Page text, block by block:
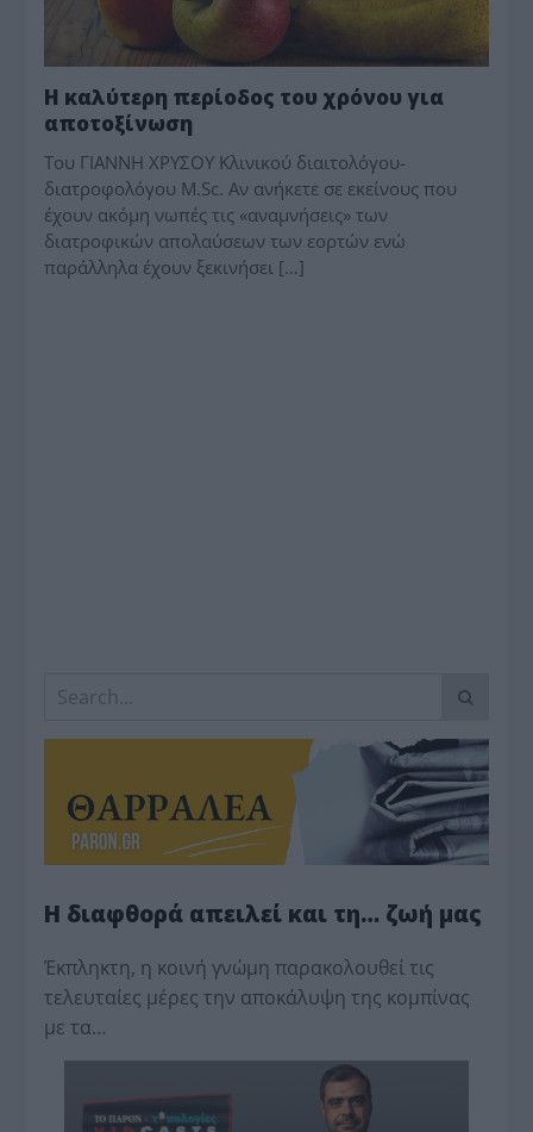
Η καλύτερη περίοδος του χρόνου για
αποτοξίνωση
Του ΓΙΑΝΝΗ ΧΡΥΣΟΥ Κλινικού διαιτολόγου-
διατροφολόγου M.Sc. Αν ανήκετε σε εκείνους που
έχουν ακόμη νωπές τις «αναμνήσεις» των
διατροφικών απολαύσεων των εορτών ενώ
παράλληλα έχουν ξεκινήσει […]
Η διαφθορά απειλεί και τη… ζωή μας
Έκπληκτη, η κοινή γνώμη παρακολουθεί τις
τελευταίες μέρες την αποκάλυψη της κο­μπίνας
με τα…